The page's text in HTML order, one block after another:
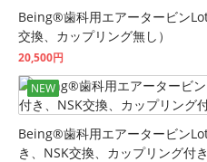
Being®歯科用エアータービン
交換、カップリング無し）
20,500円
NEW
Being®歯科用エアータービン
き、NSK交換、カップリング付き